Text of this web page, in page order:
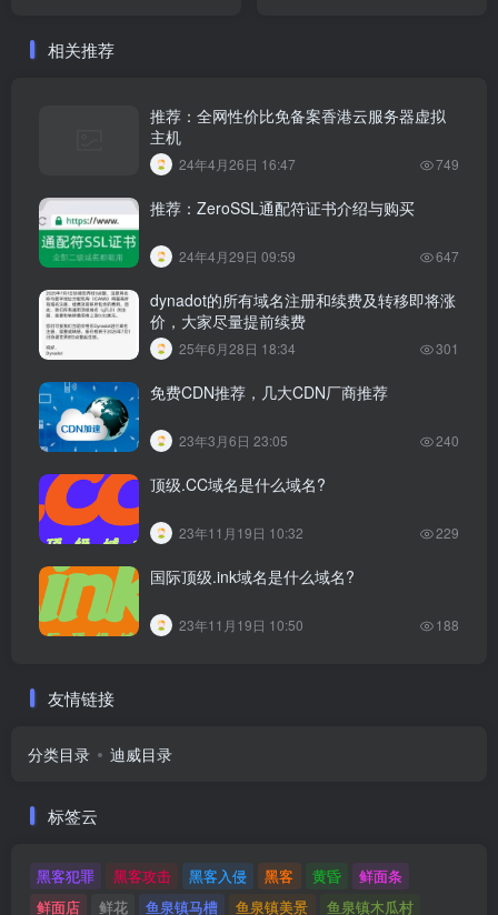
相关推荐
推荐：全网性价比免备案香港云服务器虚拟
主机
24年4月26日 16:47 749
推荐：ZeroSSL通配符证书介绍与购买
24年4月29日 09:59 647
dynadot的所有域名注册和续费及转移即将涨
价，大家尽量提前续费
25年6月28日 18:34 301
免费CDN推荐，几大CDN厂商推荐
23年3月6日 23:05 240
顶级.CC域名是什么域名?
23年11月19日 10:32 229
国际顶级.ink域名是什么域名?
23年11月19日 10:50 188
友情链接
分类目录 迪威目录
标签云
黑客犯罪 黑客攻击 黑客入侵 黑客 黄昏
鲜面条
鲜面店
鲜花 鱼泉镇马槽 鱼泉镇美景 鱼泉镇木瓜村